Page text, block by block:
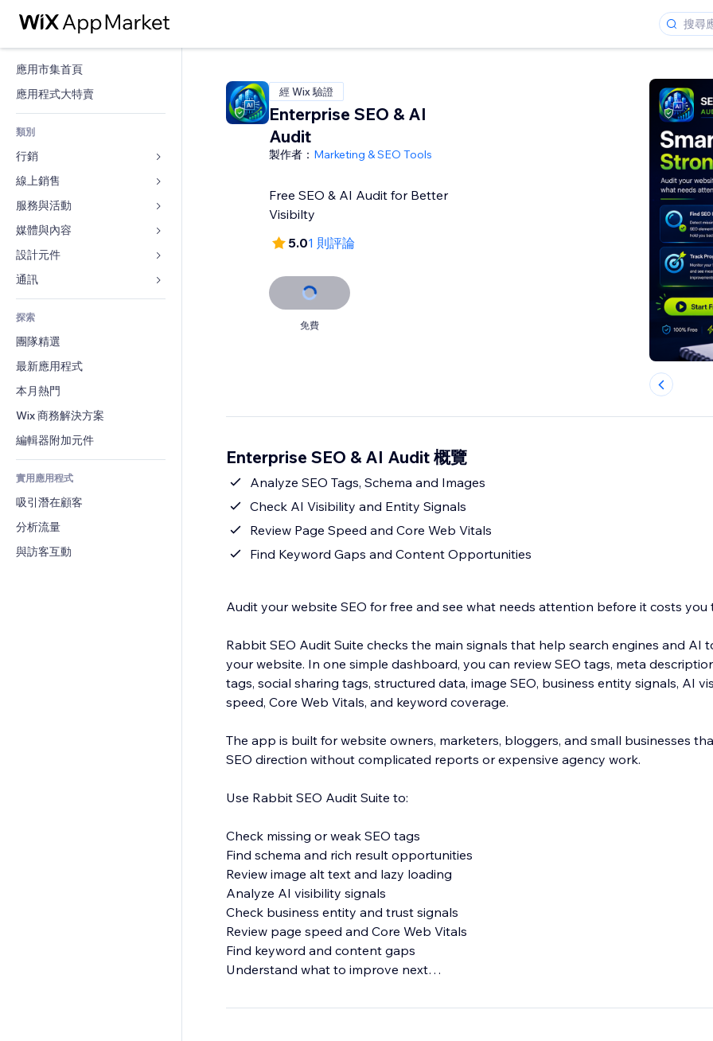
應用市集首頁
應用程式大特賣
類別
行銷
廣告
行動裝置
分析
社交
發佈網站
電子郵件
轉換率
線上銷售
商店應用程式
出貨與送貨
付款按鈕
網路課程
會計
優惠券與酬賓計劃
倉儲解決方案
廠商直送
食品及飲料
服務與活動
旅館
活動
餐廳
不動產
預訂
媒體與內容
圖庫
音樂
Podcast
相片
影片
PDF
檔案分享
新聞
內容服務
設計元件
地圖與導航
隱私與安全性
時鐘
網頁範本
圖片效果
按鈕與選單
橫幅與徽章
計算機
搜尋
天氣
圖表與表格
表單
部落格
投票
聊天
留言
電話
社群
評價與推薦
CRM
探索
團隊精選
最新應用程式
本月熱門
Wix 商務解決方案
編輯器附加元件
實用應用程式
吸引潛在顧客
分析流量
與訪客互動
經 Wix 驗證
Enterprise SEO & AI
Audit
製作者： Marketing & SEO Tools
Free SEO & AI Audit for Better
Visibilty
5.01 則評論
免費
Enterprise SEO & AI Audit 概覽
Analyze SEO Tags, Schema and Images
Check AI Visibility and Entity Signals
Review Page Speed and Core Web Vitals
Find Keyword Gaps and Content Opportunities
Audit your website SEO for free and see what needs attention before it costs you
Rabbit SEO Audit Suite checks the main signals that help search engines and AI
your website. In one simple dashboard, you can review SEO tags, meta
tags, social sharing tags, structured data, image SEO, business entity signals, AI
speed, Core Web Vitals, and keyword coverage.
The app is built for website owners, marketers, bloggers, and small businesses
SEO direction without complicated reports or expensive agency work.
Use Rabbit SEO Audit Suite to:
Check missing or weak SEO tags
Find schema and rich result opportunities
Review image alt text and lazy loading
Analyze AI visibility signals
Check business entity and trust signals
Review page speed and Core Web Vitals
Find keyword and content gaps
Understand what to improve next
Instead of guessing why a page is not ranking, you get a practical audit that